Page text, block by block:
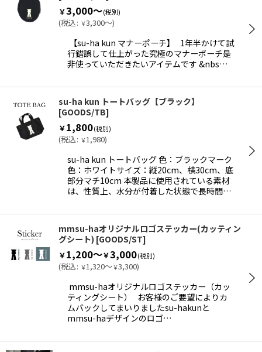
￥3,000～(税別)
(税込: ￥3,300～)
【su-ha kun マナーポーチ】 1年半かけて試
行錯誤して仕上がった究極のマナーポーチ是
非使っていただきたいアイテムです &nbs…
su-ha kun トートバッグ【ブラック】
[GOODS/TB]
￥1,800(税別)
(税込: ￥1,980)
su-ha kun トートバッグ 色：ブラックマーク
色：ホワイトサイズ：縦20cm、横30cm、底
部分マチ10cm 本製品に使用されている素材
は、性質上、水分が付着した状態で長時間…
mmsu-haオリジナルロゴステッカー(カッティン
グシート) [GOODS/ST]
￥1,200～￥3,000(税別)
(税込: ￥1,320～￥3,300)
mmsu-haオリジナルロゴステッカー（カッ
ティングシート） お客様のご要望によりカ
ムバックしてまいりましたsu-hakunと
mmsu-haデザインのロゴ…